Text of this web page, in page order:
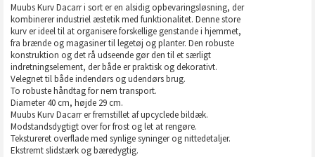
Muubs Kurv Dacarr i sort er en alsidig opbevaringsløsning, der
kombinerer industriel æstetik med funktionalitet. Denne store
kurv er ideel til at organisere forskellige genstande i hjemmet,
fra brænde og magasiner til legetøj og planter. Den robuste
konstruktion og det rå udseende gør den til et særligt
indretningselement, der både er praktisk og dekorativt.
Velegnet til både indendørs og udendørs brug.
To robuste håndtag for nem transport.
Diameter 40 cm, højde 29 cm.
Muubs Kurv Dacarr er fremstillet af upcyclede bildæk.
Modstandsdygtigt over for frost og let at rengøre.
Tekstureret overflade med synlige syninger og nittedetaljer.
Ekstremt slidstærk og bæredygtig.